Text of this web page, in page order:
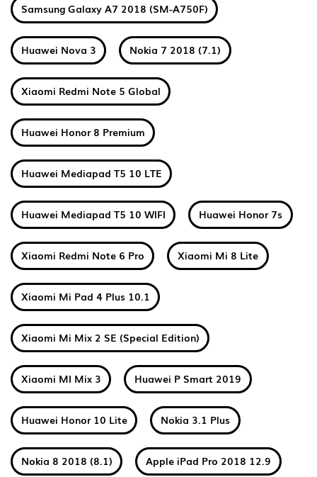
Samsung Galaxy A7 2018 (SM-A750F)
Huawei Nova 3 Nokia 7 2018 (7.1)
Xiaomi Redmi Note 5 Global
Huawei Honor 8 Premium
Huawei Mediapad T5 10 LTE
Huawei Mediapad T5 10 WIFI Huawei Honor 7s
Xiaomi Redmi Note 6 Pro Xiaomi Mi 8 Lite
Xiaomi Mi Pad 4 Plus 10.1
Xiaomi Mi Mix 2 SE (Special Edition)
Xiaomi MI Mix 3 Huawei P Smart 2019
Huawei Honor 10 Lite Nokia 3.1 Plus
Nokia 8 2018 (8.1) Apple iPad Pro 2018 12.9